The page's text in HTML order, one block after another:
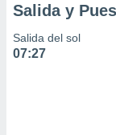
Salida y
Salida del sol
07:27